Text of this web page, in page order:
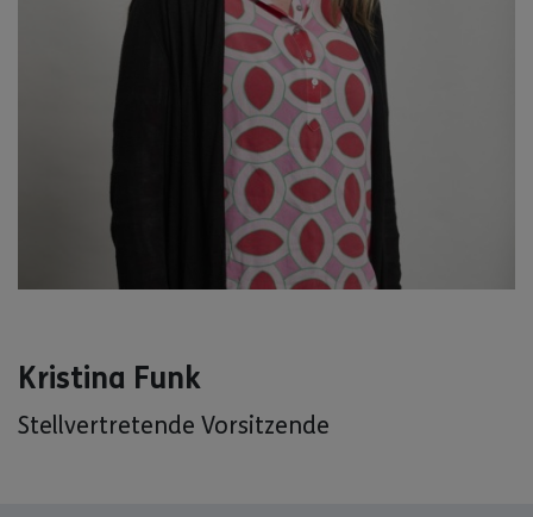
Kristina Funk
Stellvertretende Vorsitzende